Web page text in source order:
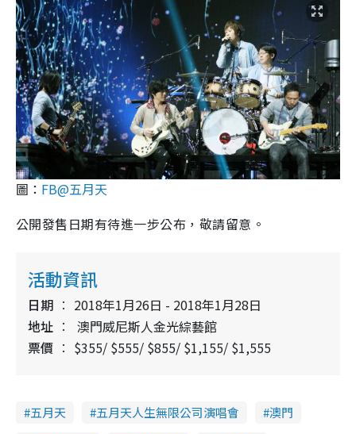
圖： FB@五月天
公開發售日期有待進一步公布，敬請留意。
活動資訊
日期
2018年1月26日 - 2018年1月28日
地址
澳門威尼斯人金光綜藝館
票價
$355/ $555/ $855/ $1,155/ $1,555
五月天 五月天人生無限公司演唱會
澳門